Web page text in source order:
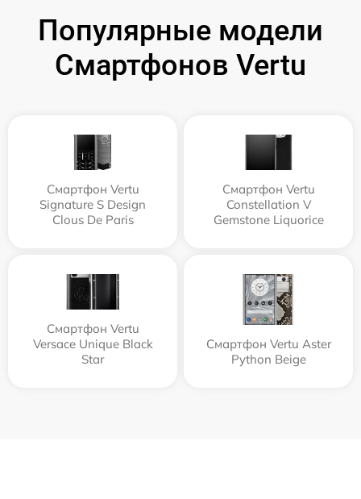
Популярные модели
Смартфонов Vertu
Смартфон Vertu
Signature S Design
Clous De Paris
Смартфон Vertu
Constellation V
Gemstone Liquorice
Смартфон Vertu
Versace Unique Black
Star
Смартфон Vertu Aster
Python Beige